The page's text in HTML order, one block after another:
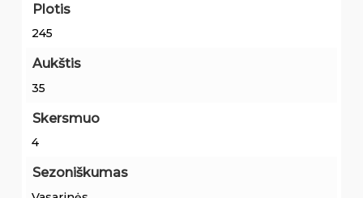
Plotis
245
Aukštis
35
Skersmuo
4
Sezoniškumas